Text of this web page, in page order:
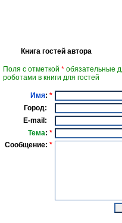
Книга гостей автора
Поля с отметкой * обязательные
роботами в книги для гостей
Имя: *
Город:
E-mail:
Тема: *
Сообщение: *